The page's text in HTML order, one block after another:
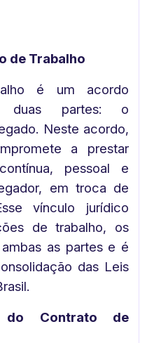
de Trabalho
é um acordo
duas partes: o
Neste acordo,
a prestar
pessoal e
em troca de
vínculo jurídico
de trabalho, os
as partes e é
das Leis
do Contrato de